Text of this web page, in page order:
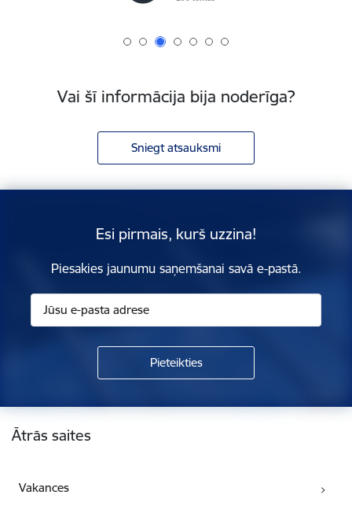
Vai šī informācija bija noderīga?
Sniegt atsauksmi
Esi pirmais, kurš uzzina!
Piesakies jaunumu saņemšanai savā e-pastā.
Kājene
Ātrās saites
Vakances